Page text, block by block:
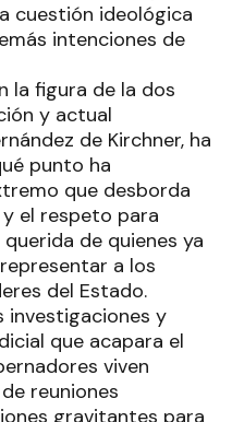
cuestión ideológica
intenciones de
la figura de la dos
y actual
de Kirchner, ha
punto ha
que desborda
el respeto para
de quienes ya
a los
del Estado.
investigaciones y
que acapara el
viven
reuniones
gravitantes para